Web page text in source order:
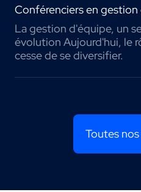
Conférenciers en
La gestion d'équipe, un
évolution Aujourd'hui, le
cesse de se diversifier.
Toutes